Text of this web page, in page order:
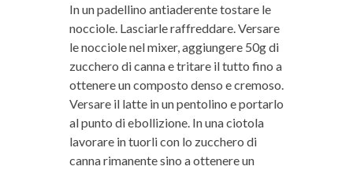
In un padellino antiaderente tostare le
nocciole. Lasciarle raffreddare. Versare
le nocciole nel mixer, aggiungere 50g di
zucchero di canna e tritare il tutto fino a
ottenere un composto denso e cremoso.
Versare il latte in un pentolino e portarlo
al punto di ebollizione. In una ciotola
lavorare in tuorli con lo zucchero di
canna rimanente sino a ottenere un